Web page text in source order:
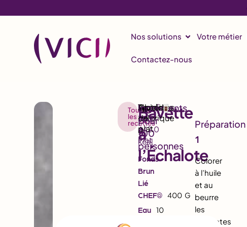
Nos solutions Votre métier
Contactez-nous
Toutes
les
recettes
Bavette
à
l’Échalote
642.0
kcal
10.5
g
50.0
g
36.2
g
Plat
Fonds
Brun
Lié
CHEF® 400 G
Eau 10
1
Colorer
à l’huile
et au
beurre
les
échalotes